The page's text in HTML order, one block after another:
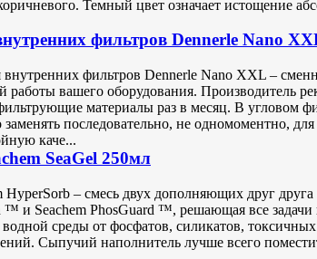
Темный цвет означает истощение
фильтров Dennerle Nano
фильтров Dennerle Nano XXL –
работы вашего оборудования. Производитель
материалы раз в месяц. В угловом
последовательно, не одномоментно,
каче...
SeaGel 250мл
HyperSorb – смесь двух дополняющих друг
™ и Seachem PhosGuard ™, решающая все
среды от фосфатов, силикатов,
Сыпучий наполнитель лучше всего